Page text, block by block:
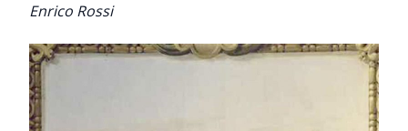
Enrico Rossi